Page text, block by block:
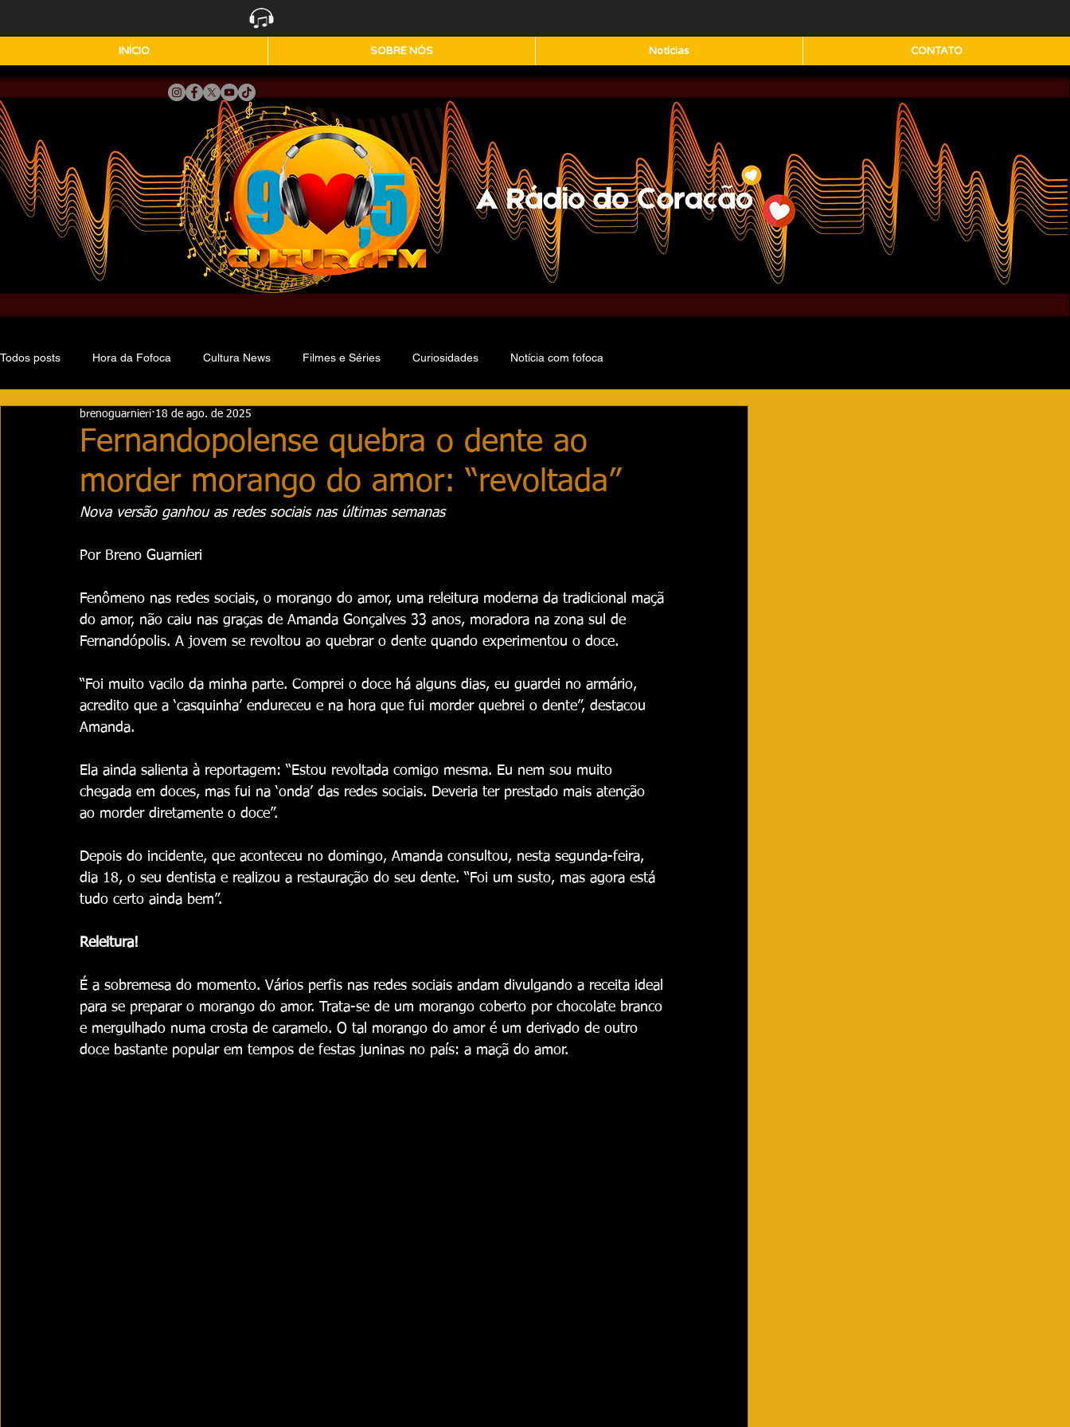
INÍCIO SOBRE NÓS Notícias CONTATO
Todos posts Hora da Fofoca Cultura News Filmes e Séries Curiosidades Notícia com fofoca
Fernandopolense quebra o dente ao
morder morango do amor: “revoltada”
brenoguarnieri 18 de ago. de 2025
Nova versão ganhou as redes sociais nas últimas semanas
Por Breno Guarnieri
Fenômeno nas redes sociais, o morango do amor, uma releitura moderna da tradicional maçã
do amor, não caiu nas graças de Amanda Gonçalves 33 anos, moradora na zona sul de
Fernandópolis. A jovem se revoltou ao quebrar o dente quando experimentou o doce.
“Foi muito vacilo da minha parte. Comprei o doce há alguns dias, eu guardei no armário,
acredito que a ‘casquinha’ endureceu e na hora que fui morder quebrei o dente”, destacou
Amanda.
Ela ainda salienta à reportagem: “Estou revoltada comigo mesma. Eu nem sou muito
chegada em doces, mas fui na ‘onda’ das redes sociais. Deveria ter prestado mais atenção
ao morder diretamente o doce”.
Depois do incidente, que aconteceu no domingo, Amanda consultou, nesta segunda-feira,
dia 18, o seu dentista e realizou a restauração do seu dente. “Foi um susto, mas agora está
tudo certo ainda bem”.
Releitura!
É a sobremesa do momento. Vários perfis nas redes sociais andam divulgando a receita ideal
para se preparar o morango do amor. Trata-se de um morango coberto por chocolate branco
e mergulhado numa crosta de caramelo. O tal morango do amor é um derivado de outro
doce bastante popular em tempos de festas juninas no país: a maçã do amor.